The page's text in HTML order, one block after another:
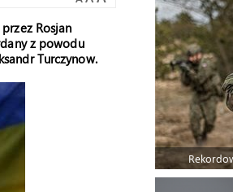
Rosjan
z powodu
Turczynow.